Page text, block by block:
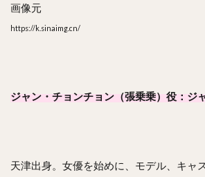
画像元
https://k.sinaimg.cn/
ジャン・チョンチョン（張乗乗）役：ジ
天津出身。女優を始めに、モデル、キャ